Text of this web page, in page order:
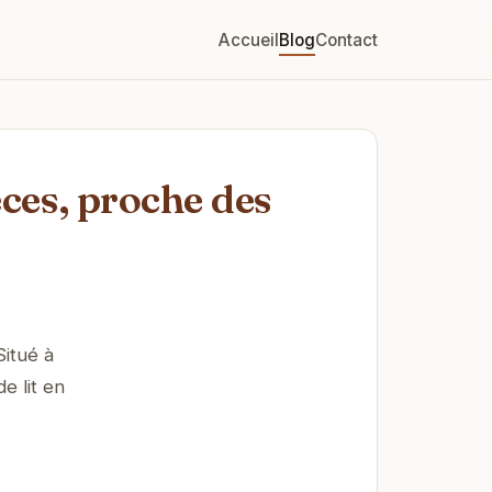
AccueilBlogContact
proche des
à
lit en